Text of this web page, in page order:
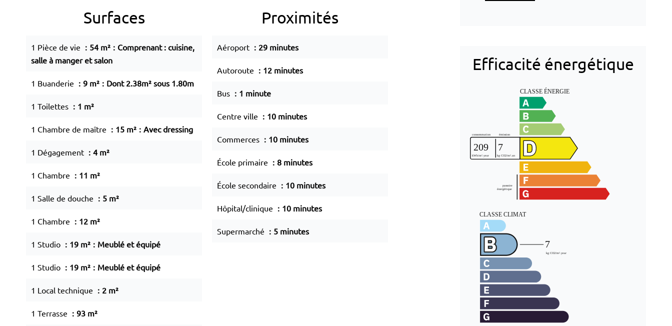
Surfaces
1 Pièce de vie 54 m²
Comprenant : cuisine,
salle à manger et salon
1 Buanderie 9 m² Dont 2.38m² sous 1.80m
1 Toilettes 1 m²
1 Chambre de maître 15 m² Avec dressing
1 Dégagement 4 m²
1 Chambre 11 m²
1 Salle de douche 5 m²
1 Chambre 12 m²
1 Studio 19 m² Meublé et équipé
1 Studio 19 m² Meublé et équipé
1 Local technique 2 m²
1 Terrasse 93 m²
Proximités
Aéroport 29 minutes
Autoroute 12 minutes
Bus 1 minute
Centre ville 10 minutes
Commerces 10 minutes
École primaire 8 minutes
École secondaire 10 minutes
Hôpital/clinique 10 minutes
Supermarché 5 minutes
Efficacité énergétique